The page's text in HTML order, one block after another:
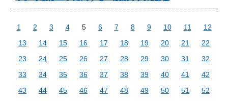
1 2 3 4 5 6 7 8 9 10 11
12
13
14 15 16 17 18 19 20 21
22
23
24 25 26 27 28 29 30 31
32
33
34 35 36 37 38 39 40 41
42
43
44 45 46 47 48 49 50 51
52